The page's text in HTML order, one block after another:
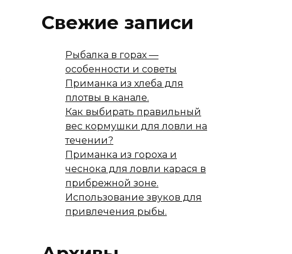
Свежие записи
Рыбалка в горах —
особенности и советы
Приманка из хлеба для
плотвы в канале.
Как выбирать правильный
вес кормушки для ловли на
течении?
Приманка из гороха и
чеснока для ловли карася в
прибрежной зоне.
Использование звуков для
привлечения рыбы.